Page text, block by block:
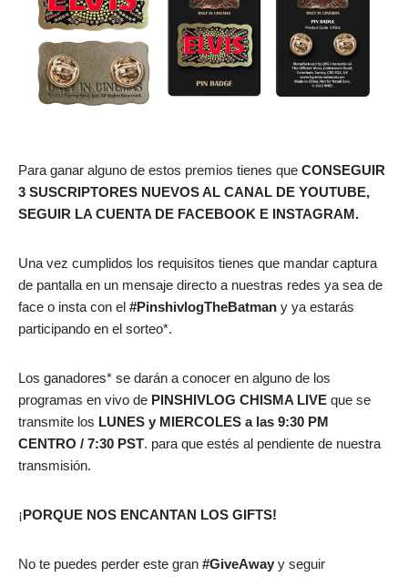
Para ganar alguno de estos premios tienes que CONSEGUIR
3 SUSCRIPTORES NUEVOS AL CANAL DE YOUTUBE,
SEGUIR LA CUENTA DE FACEBOOK E INSTAGRAM.
Una vez cumplidos los requisitos tienes que mandar captura
de pantalla en un mensaje directo a nuestras redes ya sea de
face o insta con el #PinshivlogTheBatman y ya estarás
participando en el sorteo*.
Los ganadores* se darán a conocer en alguno de los
programas en vivo de PINSHIVLOG CHISMA LIVE que se
transmite los LUNES y MIERCOLES a las 9:30 PM
CENTRO / 7:30 PST. para que estés al pendiente de nuestra
transmisión.
¡PORQUE NOS ENCANTAN LOS GIFTS!
No te puedes perder este gran #GiveAway y seguir